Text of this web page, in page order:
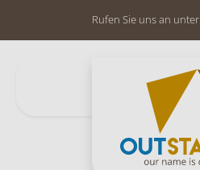
Rufen Sie uns an unter